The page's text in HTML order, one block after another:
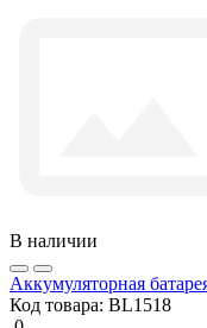
В наличии
Аккумуляторная
Код товара: BL1518